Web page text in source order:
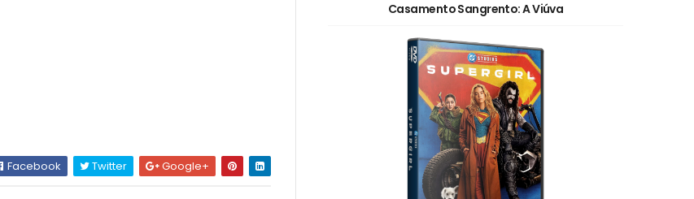
Facebook Twitter Google+
Casamento Sangrento: A Viúva